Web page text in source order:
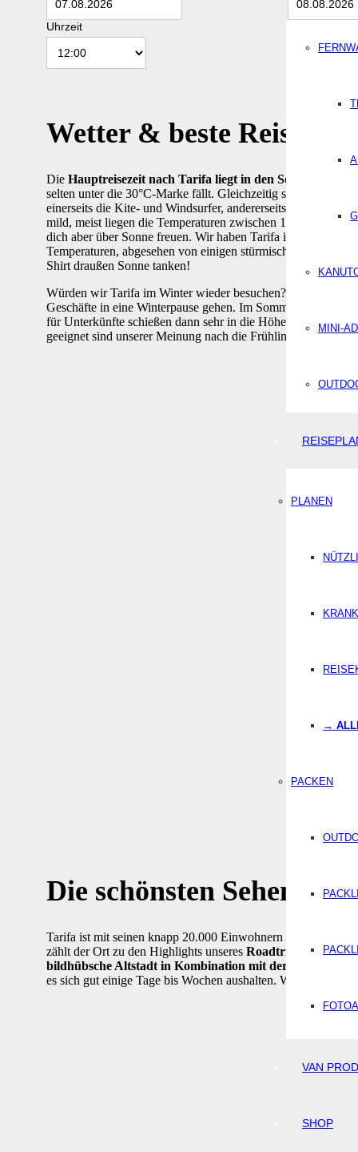
MINI-
PLANEN
→
PACKEN
VAN
SHOP
Uhrzeit
Wetter & beste Reisezeit
Die Hauptreisezeit nach Tarifa liegt in den
selten unter die 30°C-Marke fällt. Gleichzeitig sind die
einerseits die Kite- und Windsurfer, andererseits wird durch
mild, meist liegen die Temperaturen zwischen 15°-20 °C.
dich aber über Sonne freuen. Wir haben Tarifa im Februar
Temperaturen, abgesehen von einigen stürmisch-
Shirt draußen Sonne tanken!
Würden wir Tarifa im Winter wieder besuchen? Definitiv ja!
Geschäfte in eine Winterpause gehen. Im Sommer hingegen
für Unterkünfte schießen dann sehr in die Höhe!
geeignet sind unserer Meinung nach die Frühlings- sowie
Die schönsten
Tarifa ist mit seinen knapp 20.000 Einwohnern eine süße
zählt der Ort zu den Highlights unseres Roadtrips durch
bildhübsche Altstadt in Kombination mit der entspannten
es sich gut einige Tage bis Wochen aushalten. Welche